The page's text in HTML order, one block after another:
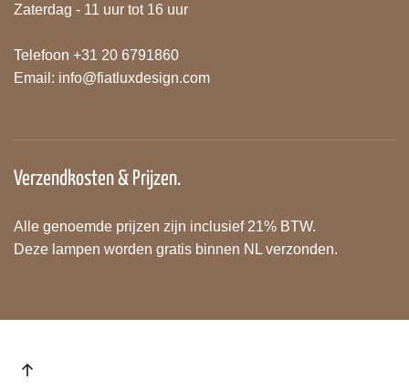
Zaterdag - 11 uur tot 16 uur
Telefoon +31 20 6791860
Email: info@fiatluxdesign.com
Verzendkosten & Prijzen.
Alle genoemde prijzen zijn inclusief 21% BTW.
Deze lampen worden gratis binnen NL verzonden.